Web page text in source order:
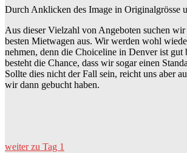
Durch Anklicken des Image in Originalgrösse
Aus dieser Vielzahl von Angeboten suchen
besten Mietwagen aus. Wir werden wohl
nehmen, denn die Choiceline in Denver ist gut
besteht die Chance, dass wir sogar einen
Sollte dies nicht der Fall sein, reicht uns aber
wir dann gebucht haben.
weiter zu Tag 1